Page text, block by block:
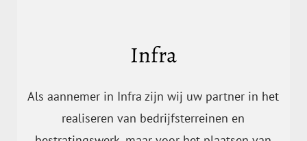
Infra
Als aannemer in Infra zijn wij uw partner in het
realiseren van bedrijfsterreinen en